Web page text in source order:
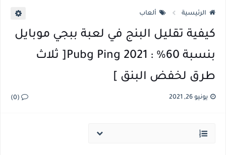
الرئيسية ألعاب
كيفية تقليل البنج في لعبة ببجي موبايل
بنسبة 60% : Pubg Ping 2021[ ثلاث
طرق لخفض البنق ]
يونيو 26, 2021 (0)